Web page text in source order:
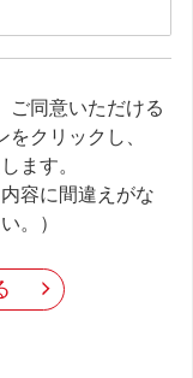
ご同意いただける
クリックし、
ます。
容に間違えがな
。）